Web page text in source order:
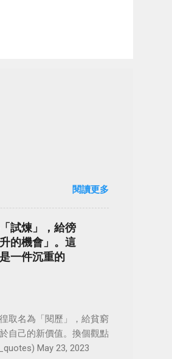
閱讀更多
試煉」，給徬
的機會」。這
一件沉重的
取名為「閱歷」，給貧窮
自己的新價值。換個觀點
May 23, 2023